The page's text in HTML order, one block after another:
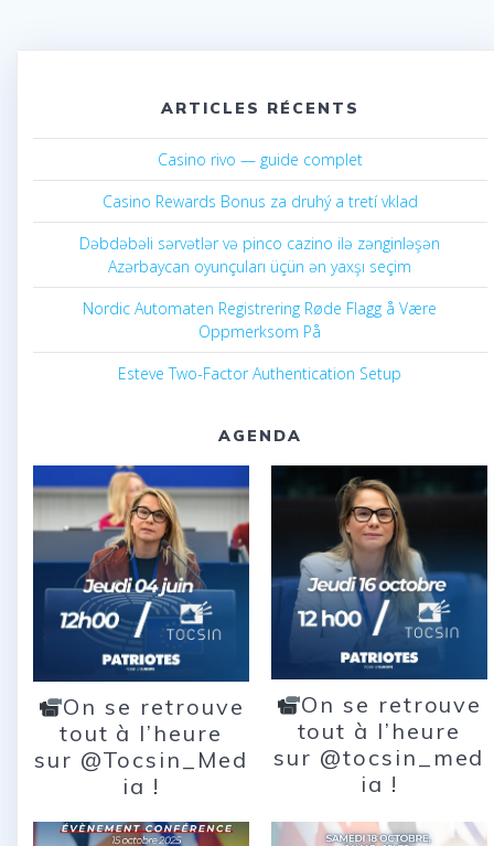
ARTICLES RÉCENTS
Casino rivo — guide complet
Casino Rewards Bonus za druhý a tretí vklad
Dəbdəbəli sərvətlər və pinco cazino ilə zənginləşən
Azərbaycan oyunçuları üçün ən yaxşı seçim
Nordic Automaten Registrering Røde Flagg å Være
Oppmerksom På
Esteve Two-Factor Authentication Setup
AGENDA
On se retrouve
tout à l’heure
sur @Tocsin_Med
ia !
On se retrouve
tout à l’heure
sur @tocsin_med
ia !